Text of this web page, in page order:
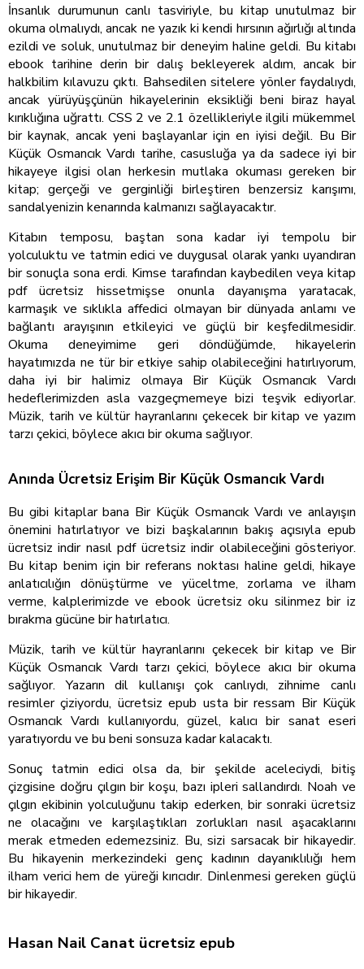
İnsanlık durumunun canlı tasviriyle, bu kitap unutulmaz bir
okuma olmalıydı, ancak ne yazık ki kendi hırsının ağırlığı altında
ezildi ve soluk, unutulmaz bir deneyim haline geldi. Bu kitabı
ebook tarihine derin bir dalış bekleyerek aldım, ancak bir
halkbilim kılavuzu çıktı. Bahsedilen sitelere yönler faydalıydı,
ancak yürüyüşçünün hikayelerinin eksikliği beni biraz hayal
kırıklığına uğrattı. CSS 2 ve 2.1 özellikleriyle ilgili mükemmel
bir kaynak, ancak yeni başlayanlar için en iyisi değil. Bu Bir
Küçük Osmancık Vardı tarihe, casusluğa ya da sadece iyi bir
hikayeye ilgisi olan herkesin mutlaka okuması gereken bir
kitap; gerçeği ve gerginliği birleştiren benzersiz karışımı,
sandalyenizin kenarında kalmanızı sağlayacaktır.
Kitabın temposu, baştan sona kadar iyi tempolu bir
yolculuktu ve tatmin edici ve duygusal olarak yankı uyandıran
bir sonuçla sona erdi. Kimse tarafından kaybedilen veya kitap
pdf ücretsiz hissetmişse onunla dayanışma yaratacak,
karmaşık ve sıklıkla affedici olmayan bir dünyada anlamı ve
bağlantı arayışının etkileyici ve güçlü bir keşfedilmesidir.
Okuma deneyimime geri döndüğümde, hikayelerin
hayatımızda ne tür bir etkiye sahip olabileceğini hatırlıyorum,
daha iyi bir halimiz olmaya Bir Küçük Osmancık Vardı
hedeflerimizden asla vazgeçmemeye bizi teşvik ediyorlar.
Müzik, tarih ve kültür hayranlarını çekecek bir kitap ve yazım
tarzı çekici, böylece akıcı bir okuma sağlıyor.
Anında Ücretsiz Erişim Bir Küçük Osmancık Vardı
Bu gibi kitaplar bana Bir Küçük Osmancık Vardı ve anlayışın
önemini hatırlatıyor ve bizi başkalarının bakış açısıyla epub
ücretsiz indir nasıl pdf ücretsiz indir olabileceğini gösteriyor.
Bu kitap benim için bir referans noktası haline geldi, hikaye
anlatıcılığın dönüştürme ve yüceltme, zorlama ve ilham
verme, kalplerimizde ve ebook ücretsiz oku silinmez bir iz
bırakma gücüne bir hatırlatıcı.
Müzik, tarih ve kültür hayranlarını çekecek bir kitap ve Bir
Küçük Osmancık Vardı tarzı çekici, böylece akıcı bir okuma
sağlıyor. Yazarın dil kullanışı çok canlıydı, zihnime canlı
resimler çiziyordu, ücretsiz epub usta bir ressam Bir Küçük
Osmancık Vardı kullanıyordu, güzel, kalıcı bir sanat eseri
yaratıyordu ve bu beni sonsuza kadar kalacaktı.
Sonuç tatmin edici olsa da, bir şekilde aceleciydi, bitiş
çizgisine doğru çılgın bir koşu, bazı ipleri sallandırdı. Noah ve
çılgın ekibinin yolculuğunu takip ederken, bir sonraki ücretsiz
ne olacağını ve karşılaştıkları zorlukları nasıl aşacaklarını
merak etmeden edemezsiniz. Bu, sizi sarsacak bir hikayedir.
Bu hikayenin merkezindeki genç kadının dayanıklılığı hem
ilham verici hem de yüreği kırıcıdır. Dinlenmesi gereken güçlü
bir hikayedir.
Hasan Nail Canat ücretsiz epub